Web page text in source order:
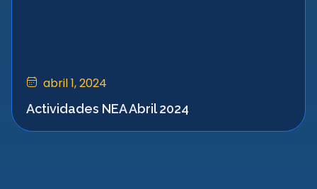
abril 1, 2024
Actividades NEA Abril 2024